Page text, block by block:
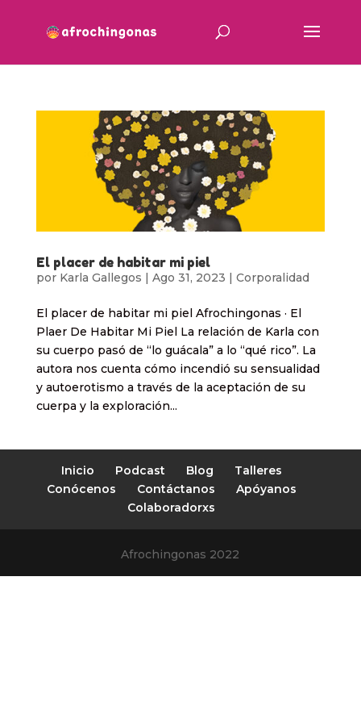
El placer de habitar mi piel
por Karla Gallegos | Ago 31, 2023 | Corporalidad
El placer de habitar mi piel Afrochingonas · El
Plaer De Habitar Mi Piel La relación de Karla con
su cuerpo pasó de “lo guácala” a lo “qué rico”. La
autora nos cuenta cómo incendió su sensualidad
y autoerotismo a través de la aceptación de su
cuerpa y la exploración...
Inicio Podcast Blog
Talleres
Conócenos
Contáctanos
Apóyanos
Colaboradorxs
Afrochingonas 2022